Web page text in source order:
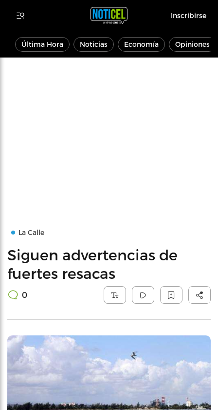
Inscribirse
Última Hora Noticias Economía Opiniones
La Calle
Siguen advertencias de
fuertes resacas
0